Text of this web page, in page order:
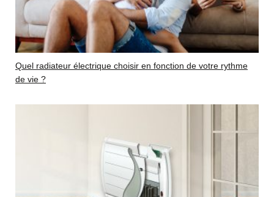
Quel radiateur électrique choisir en fonction de votre rythme
de vie ?